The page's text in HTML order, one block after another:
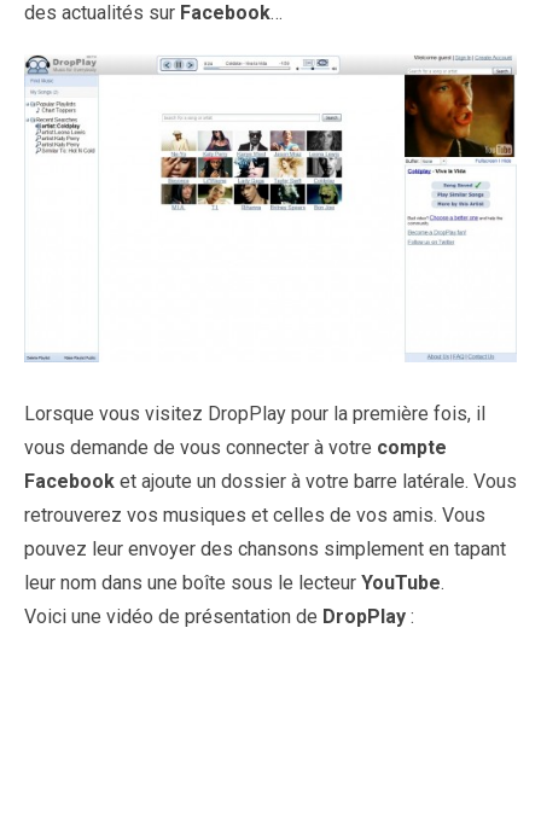
des actualités sur Facebook…
Lorsque vous visitez DropPlay pour la première fois, il
vous demande de vous connecter à votre compte
Facebook et ajoute un dossier à votre barre latérale. Vous
retrouverez vos musiques et celles de vos amis. Vous
pouvez leur envoyer des chansons simplement en tapant
leur nom dans une boîte sous le lecteur YouTube.
Voici une vidéo de présentation de DropPlay :